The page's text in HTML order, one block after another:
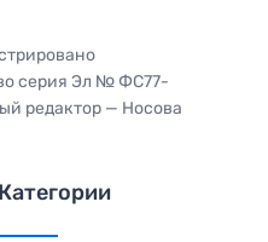
серия Эл № ФС77-
редактор — Носова
Категории